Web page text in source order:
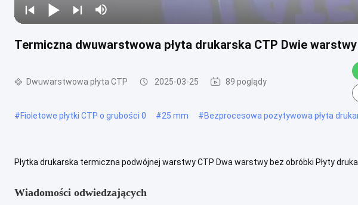
Termiczna dwuwarstwowa płyta drukarska CTP Dwie
Dwuwarstwowa płyta CTP 2025-03-25 89 poglądy
#Fioletowe płytki CTP o grubości 0 #25 mm #Bezprocesowa pozytywowa płyta
Płytka drukarska termiczna podwójnej warstwy CTP Dwa warstwy bez obróbki Płyty
Wiadomości odwiedzających